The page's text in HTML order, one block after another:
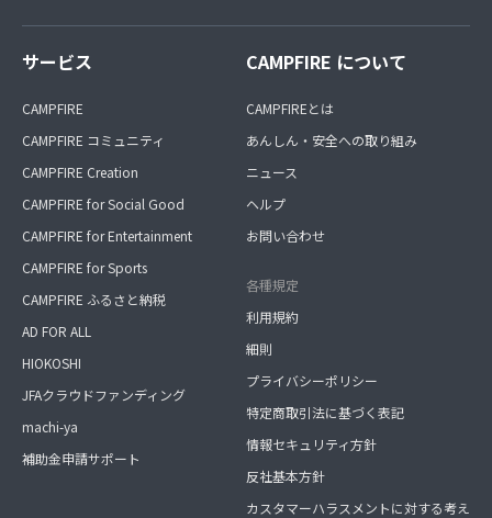
サービス
CAMPFIRE
CAMPFIRE コミュニティ
CAMPFIRE Creation
CAMPFIRE for Social Good
CAMPFIRE for Entertainment
CAMPFIRE for Sports
CAMPFIRE ふるさと納税
AD FOR ALL
HIOKOSHI
JFAクラウドファンディング
machi-ya
補助金申請サポート
CAMPFIRE について
CAMPFIREとは
あんしん・安全への取り組み
ニュース
ヘルプ
お問い合わせ
各種規定
利用規約
細則
プライバシーポリシー
特定商取引法に基づく表記
情報セキュリティ方針
反社基本方針
カスタマーハラスメントに対する考え